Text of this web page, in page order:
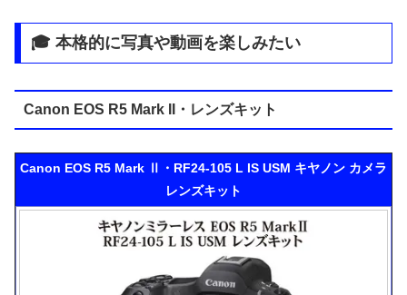
🎓 本格的に写真や動画を楽しみたい
Canon EOS R5 Mark II・レンズキット
Canon EOS R5 Mark Ⅱ・RF24-105 L IS USM キヤノン カメラ
レンズキット